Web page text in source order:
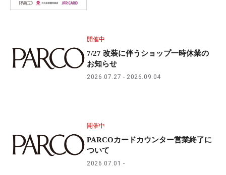
開催中
7/27 改装に伴うショップ一時休業の
お知らせ
2026.07.27 2026.09.04
開催中
PARCOカードカウンター営業終了に
ついて
2026.07.01